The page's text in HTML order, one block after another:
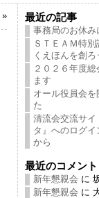
» 最近の記事
事務局のお休み
ＳＴＥＡＭ特
くえほんを創ろ
２０２６年度総
ます
オール役員会を
た
清流会交流サイ
タ』へのログイ
から
最近のコメント
新年懇親会 に
新年懇親会 に